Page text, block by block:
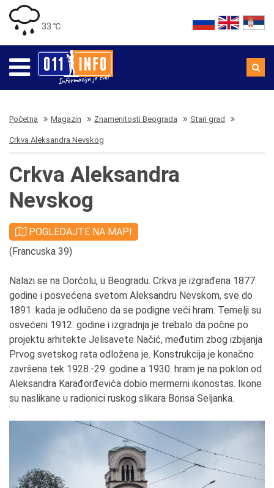
33 ℃
Početna Magazin Znamenitosti Beograda Stari grad
Crkva Aleksandra Nevskog
Crkva Aleksandra
Nevskog
POGLEDAJTE NA MAPI
(Francuska 39)
Nalazi se na Dorćolu, u Beogradu. Crkva je izgrađena 1877.
godine i posvećena svetom Aleksandru Nevskom, sve do
1891. kada je odlučeno da se podigne veći hram. Temelji su
osvećeni 1912. godine i izgradnja je trebalo da počne po
projektu arhitekte Jelisavete Načić, međutim zbog izbijanja
Prvog svetskog rata odložena je. Konstrukcija je konačno
završena tek 1928.-29. godine a 1930. hram je na poklon od
Aleksandra Karađorđevića dobio mermerni ikonostas. Ikone
su naslikane u radionici ruskog slikara Borisa Seljanka.